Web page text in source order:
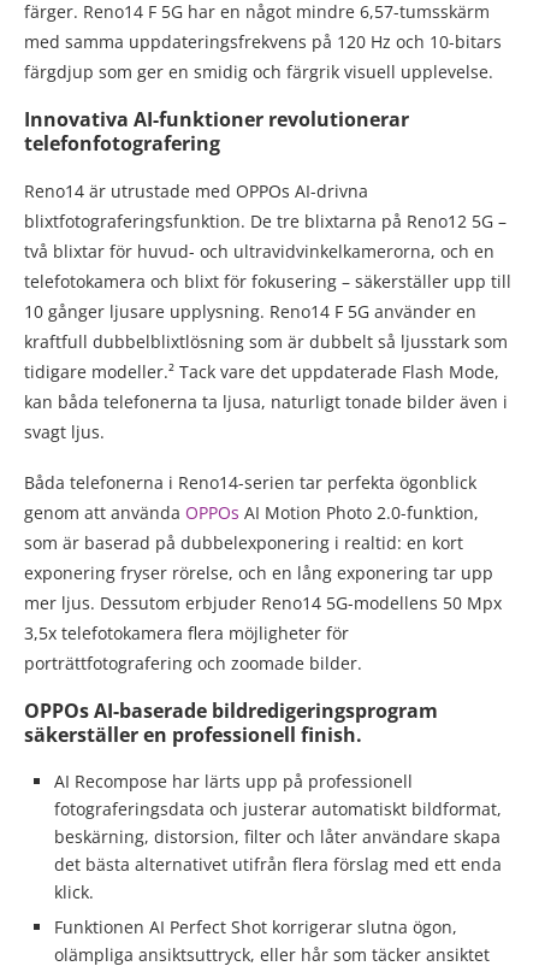
färger. Reno14 F 5G har en något mindre 6,57-tumsskärm
med samma uppdateringsfrekvens på 120 Hz och 10-bitars
färgdjup som ger en smidig och färgrik visuell upplevelse.
Innovativa AI-funktioner revolutionerar
telefonfotografering
Reno14 är utrustade med OPPOs AI-drivna
blixtfotograferingsfunktion. De tre blixtarna på Reno12 5G –
två blixtar för huvud- och ultravidvinkelkamerorna, och en
telefotokamera och blixt för fokusering – säkerställer upp till
10 gånger ljusare upplysning. Reno14 F 5G använder en
kraftfull dubbelblixtlösning som är dubbelt så ljusstark som
tidigare modeller.² Tack vare det uppdaterade Flash Mode,
kan båda telefonerna ta ljusa, naturligt tonade bilder även i
svagt ljus.
Båda telefonerna i Reno14-serien tar perfekta ögonblick
genom att använda OPPOs AI Motion Photo 2.0-funktion,
som är baserad på dubbelexponering i realtid: en kort
exponering fryser rörelse, och en lång exponering tar upp
mer ljus. Dessutom erbjuder Reno14 5G-modellens 50 Mpx
3,5x telefotokamera flera möjligheter för
porträttfotografering och zoomade bilder.
OPPOs AI-baserade bildredigeringsprogram
säkerställer en professionell finish.
AI Recompose har lärts upp på professionell
fotograferingsdata och justerar automatiskt bildformat,
beskärning, distorsion, filter och låter användare skapa
det bästa alternativet utifrån flera förslag med ett enda
klick.
Funktionen AI Perfect Shot korrigerar slutna ögon,
olämpliga ansiktsuttryck, eller hår som täcker ansiktet